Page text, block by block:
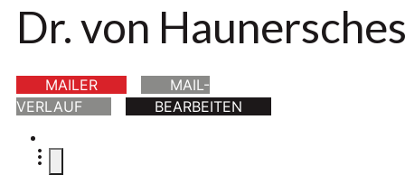
Dr. von
MAILER
MAIL-
VERLAUF
BEARBEITEN